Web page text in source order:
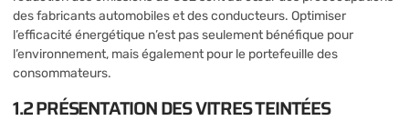
des fabricants automobiles et des conducteurs. Optimiser
l’efficacité énergétique n’est pas seulement bénéfique pour
l’environnement, mais également pour le portefeuille des
consommateurs.
1.2 PRÉSENTATION DES VITRES TEINTÉES